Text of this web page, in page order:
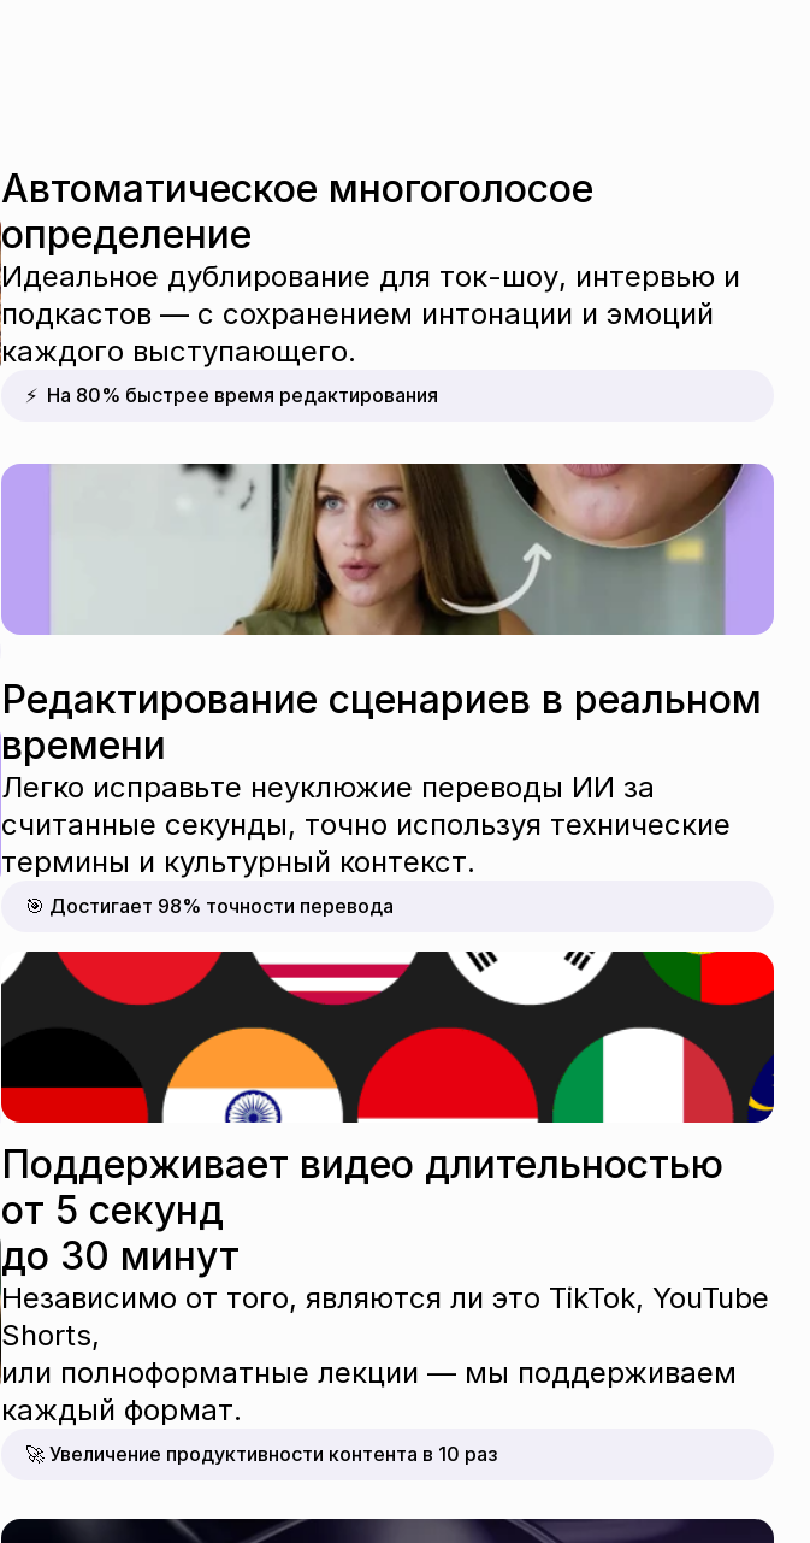
Автоматическое многоголосое
определение
Идеальное дублирование для ток-шоу, интервью и
подкастов — с сохранением интонации и эмоций
каждого выступающего.
⚡  На 80% быстрее время редактирования
Редактирование сценариев в реальном
времени
Легко исправьте неуклюжие переводы ИИ за
считанные секунды, точно используя технические
термины и культурный контекст.
🎯 Достигает 98% точности перевода
Поддерживает видео длительностью
от 5 секунд
до 30 минут
Независимо от того, являются ли это TikTok, YouTube
Shorts,
или полноформатные лекции — мы поддерживаем
каждый формат.
🚀 Увеличение продуктивности контента в 10 раз